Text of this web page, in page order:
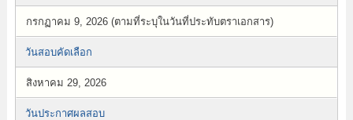
กรกฏาคม 9, 2026 (ตามที่ระบุในวันที่ประทับตราเอกสาร)
วันสอบคัดเลือก
สิงหาคม 29, 2026
วันประกาศผลสอบ